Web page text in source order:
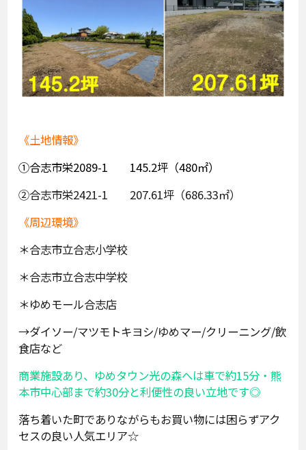
《土地情報》
①合志市栄2089-1 145.2坪（480㎡）
②合志市栄2421-1 207.61坪（686.33㎡）
《周辺環境》
＊合志市立合志小学校
＊合志市立合志中学校
＊ゆめモール合志店
→ダイソー/マツモトキヨシ/ゆめマー/クリーニング/飲
食店など
商業施設あり、ゆめタウン光の森へは車で約15分・熊
本市中心部まで約30分と利便性の良い立地です◎
落ち着いた町でありながらもお買い物には困らずアク
セスの良い人気エリア☆